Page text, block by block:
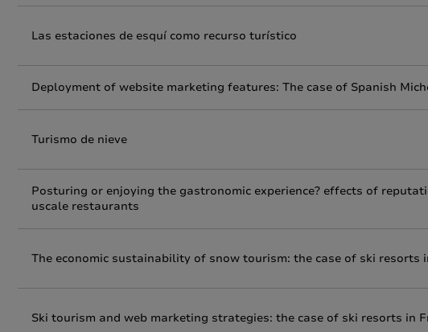
Las estaciones de esquí como recurso turístico
Deployment of website marketing features: The case of Spanish
Turismo de nieve
Posturing or enjoying the gastronomic experience? effects of
uscale restaurants
The economic sustainability of snow tourism: the case of ski resorts
Ski tourism and web marketing strategies: the case of ski resorts in